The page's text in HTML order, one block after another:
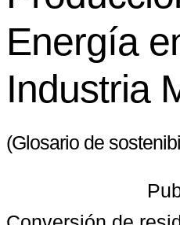
Energía
Industria
(Glosario de